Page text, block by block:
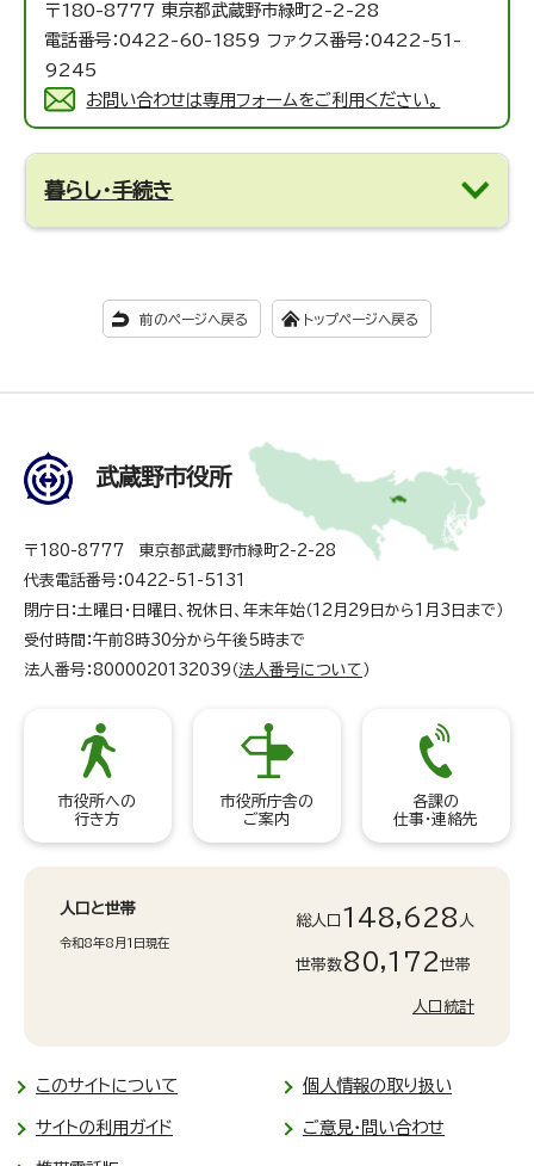
〒180-8777 東京都武蔵野市緑町2-2-28
電話番号：0422-60-1859 ファクス番号：0422-51-
9245
お問い合わせは専用フォームをご利用ください。
暮らし・手続き
前のページへ戻る トップページへ戻る
武蔵野市役所
〒180-8777 東京都武蔵野市緑町2-2-28
代表電話番号：0422-51-5131
閉庁日：土曜日・日曜日、祝休日、年末年始（12月29日から1月3日まで）
受付時間：午前8時30分から午後5時まで
法人番号：8000020132039（ 法人番号について ）
市役所への
行き方
市役所庁舎の
ご案内
各課の
仕事・連絡先
人口と世帯
令和8年8月1日現在
総人口 148,628 人
世帯数80,172世帯
人口統計
このサイトについて 個人情報の取り扱い
サイトの利用ガイド ご意見・問い合わせ